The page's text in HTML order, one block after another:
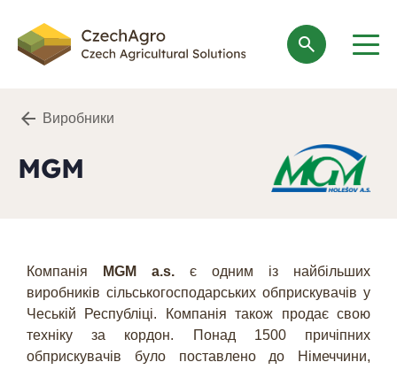
search
Виробники
MGM
Компанія MGM a.s. є одним із найбільших
виробників сільськогосподарських обприскувачів у
Чеській Республіці. Компанія також продає свою
техніку за кордон. Понад 1500 причіпних
обприскувачів було поставлено до Німеччини,